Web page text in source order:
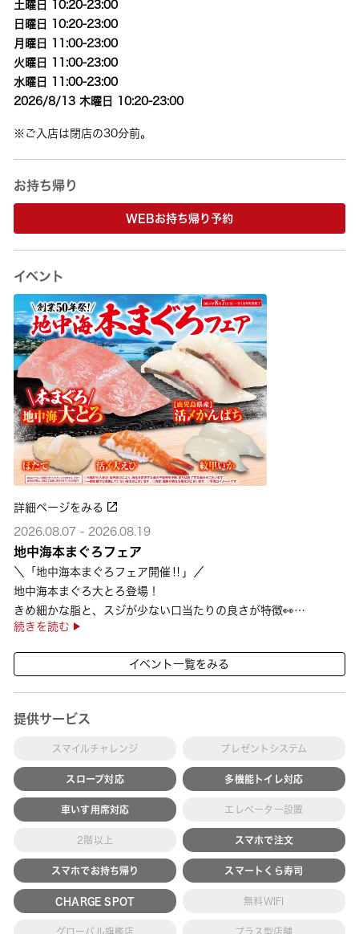
土曜日 10:20-23:00
日曜日 10:20-23:00
月曜日 11:00-23:00
火曜日 11:00-23:00
水曜日 11:00-23:00
2026/8/13 木曜日 10:20-23:00
※ご入店は閉店の30分前。
お持ち帰り
WEBお持ち帰り予約
イベント
詳細ページをみる
2026.08.07 - 2026.08.19
地中海本まぐろフェア
＼「地中海本まぐろフェア開催‼」／
地中海本まぐろ大とろ登場！
きめ細かな脂と、スジが少ない口当たりの良さが特徴👀
さらに、鹿児島で育った高級魚【鹿児島県産活〆かんぱち】など
続きを読む
イベント一覧をみる
提供サービス
スマイルチャレンジ プレゼントシステム
スロープ対応 多機能トイレ対応
車いす用席対応 エレベーター設置
2階以上 スマホで注文
スマホでお持ち帰り スマートくら寿司
CHARGE SPOT 無料WIFI
グローバル旗艦店 プラス型店舗